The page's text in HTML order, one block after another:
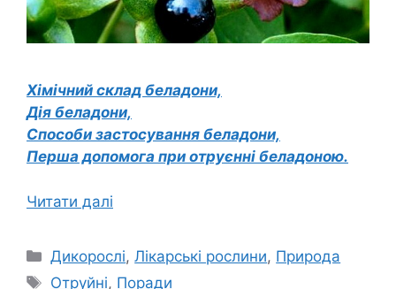
Хімічний склад беладони,
Дія беладони,
Способи застосування беладони,
Перша допомога при отруєнні беладоною.
Читати далі
Категорії
Дикорослі,Лікарські рослини, Природа
Позначки
Отруйні, Поради